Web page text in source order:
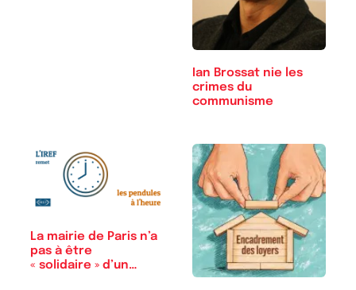
Ian Brossat nie les
crimes du
communisme
La mairie de Paris n’a
pas à être
« solidaire » d’un…